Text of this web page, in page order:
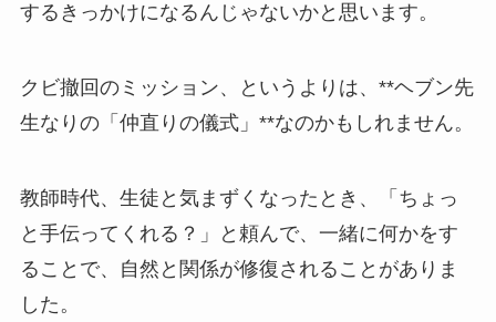
するきっかけになるんじゃないかと思います。
クビ撤回のミッション、というよりは、**ヘブン先
生なりの「仲直りの儀式」**なのかもしれません。
教師時代、生徒と気まずくなったとき、「ちょっ
と手伝ってくれる？」と頼んで、一緒に何かをす
ることで、自然と関係が修復されることがありま
した。